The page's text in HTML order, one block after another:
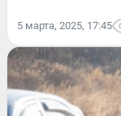
5 марта, 2025, 17:45